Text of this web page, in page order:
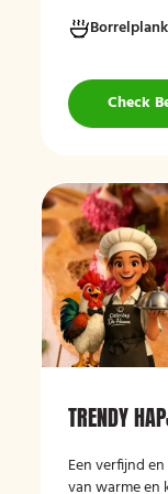
hapjes. De
vegan
groenten,
smaakvolle
Borrelplank
Check
TRENDY
Een verfijnd
van warme en